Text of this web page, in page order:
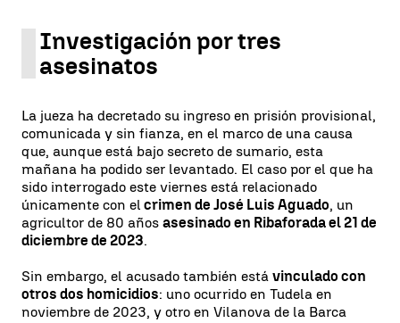
Investigación por tres
asesinatos
La jueza ha decretado su ingreso en prisión provisional,
comunicada y sin fianza, en el marco de una causa
que, aunque está bajo secreto de sumario, esta
mañana ha podido ser levantado. El caso por el que ha
sido interrogado este viernes está relacionado
únicamente con el crimen de José Luis Aguado, un
agricultor de 80 años asesinado en Ribaforada el 21 de
diciembre de 2023.
Sin embargo, el acusado también está vinculado con
otros dos homicidios: uno ocurrido en Tudela en
noviembre de 2023, y otro en Vilanova de la Barca